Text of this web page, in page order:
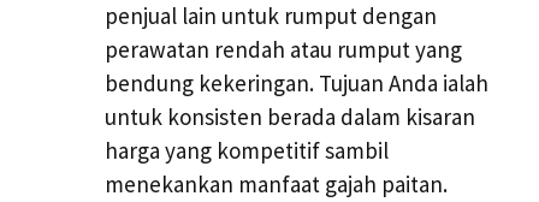
penjual lain untuk rumput dengan
perawatan rendah atau rumput yang
bendung kekeringan. Tujuan Anda ialah
untuk konsisten berada dalam kisaran
harga yang kompetitif sambil
menekankan manfaat gajah paitan.